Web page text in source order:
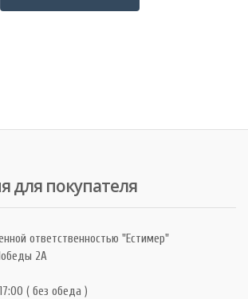
покупателя
ответственностью "Естимер"
2А
( без обеда )